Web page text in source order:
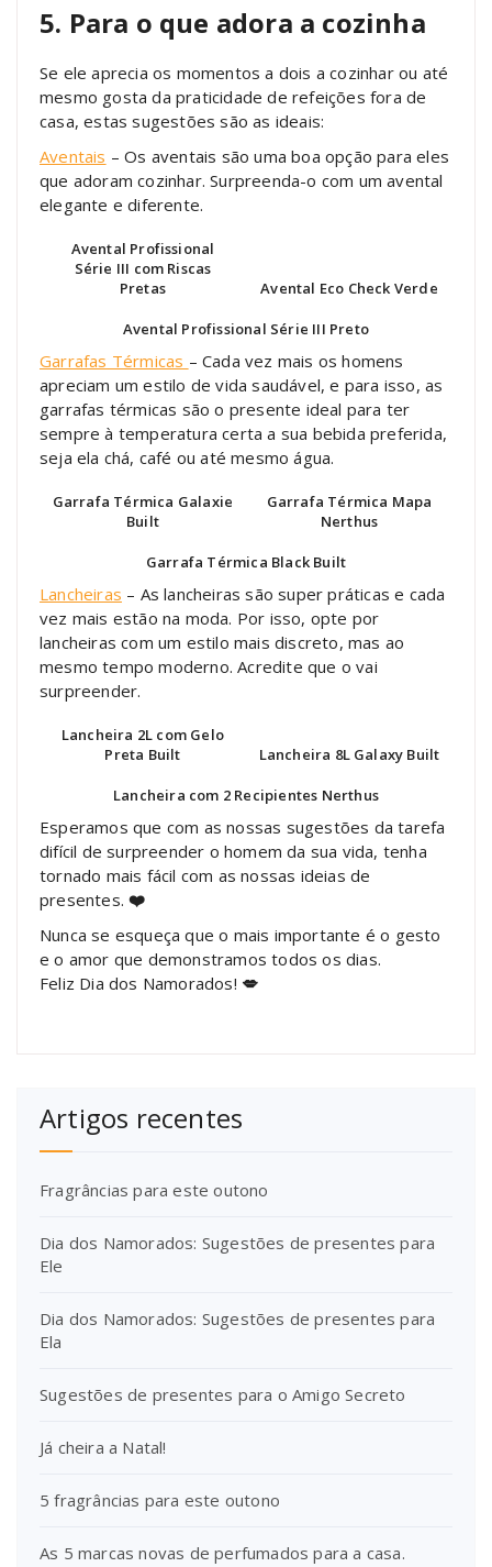
5. Para o que adora a cozinha
Se ele aprecia os momentos a dois a cozinhar ou até
mesmo gosta da praticidade de refeições fora de
casa, estas sugestões são as ideais:
Aventais – Os aventais são uma boa opção para eles
que adoram cozinhar. Surpreenda-o com um avental
elegante e diferente.
Avental Profissional
Série III com Riscas
Pretas
Avental Eco Check Verde
Avental Profissional Série III Preto
Garrafas Térmicas – Cada vez mais os homens
apreciam um estilo de vida saudável, e para isso, as
garrafas térmicas são o presente ideal para ter
sempre à temperatura certa a sua bebida preferida,
seja ela chá, café ou até mesmo água.
Garrafa Térmica Galaxie
Built
Garrafa Térmica Mapa
Nerthus
Garrafa Térmica Black Built
Lancheiras – As lancheiras são super práticas e cada
vez mais estão na moda. Por isso, opte por
lancheiras com um estilo mais discreto, mas ao
mesmo tempo moderno. Acredite que o vai
surpreender.
Lancheira 2L com Gelo
Preta Built
Lancheira 8L Galaxy Built
Lancheira com 2 Recipientes Nerthus
Esperamos que com as nossas sugestões da tarefa
difícil de surpreender o homem da sua vida, tenha
tornado mais fácil com as nossas ideias de
presentes.❤️
Nunca se esqueça que o mais importante é o gesto
e o amor que demonstramos todos os dias.
Feliz Dia dos Namorados! 💋
Artigos recentes
Fragrâncias para este outono
Dia dos Namorados: Sugestões de presentes para
Ele
Dia dos Namorados: Sugestões de presentes para
Ela
Sugestões de presentes para o Amigo Secreto
Já cheira a Natal!
5 fragrâncias para este outono
As 5 marcas novas de perfumados para a casa.